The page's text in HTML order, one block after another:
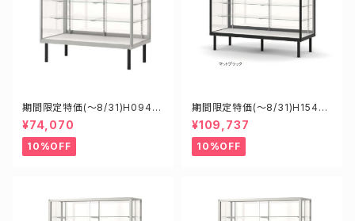
期間限定特価(～8/31)H0945
0S W900D450H900mm 新
型業務用ガラスケース ショーケ
ース
¥74,070
10%OFF
期間限定特価(～8/31)H15450
B W1500D450H900mm 新
型業務用ガラスケース ショーケ
ース
¥109,737
10%OFF